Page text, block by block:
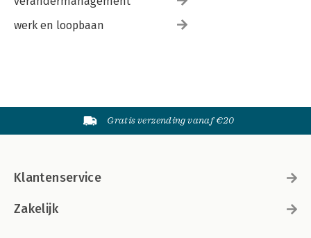
werk en loopbaan
Gratis verzending vanaf €20
Klantenservice
Zakelijk